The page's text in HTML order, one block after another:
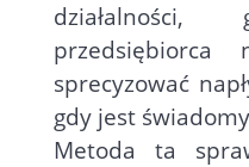
działalności,
sprecyzować
gdy jest
Metoda ta